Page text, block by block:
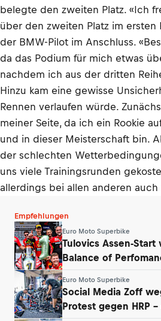
belegte den zweiten Platz. «Ich
über den zweiten Platz im ersten
der BMW-Pilot im Anschluss.
da das Podium für mich etwas
nachdem ich aus der dritten
Hinzu kam eine gewisse
Rennen verlaufen würde.
meiner Seite, da ich ein Rookie
und in dieser Meisterschaft bin.
der schlechten
uns viele Trainingsrunden
allerdings bei allen anderen auch
Empfehlungen
Euro Moto Superbike
Tulovics Assen-Start
Balance of
Euro Moto Superbike
Social Media Zoff
Protest gegen HRP